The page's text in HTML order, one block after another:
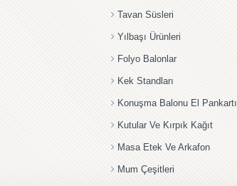
Tavan Süsleri
Yılbaşı Ürünleri
Folyo Balonlar
Kek Standları
Konuşma Balonu El Pankartı
Kutular Ve Kırpık Kağıt
Masa Etek Ve Arkafon
Mum Çeşitleri